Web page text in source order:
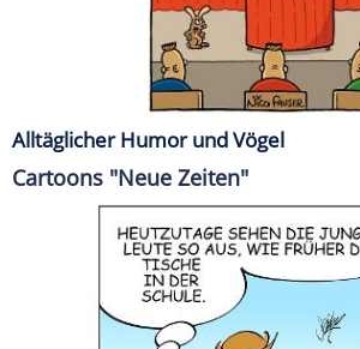
Alltäglicher Humor und Vögel
Cartoons "Neue Zeiten"